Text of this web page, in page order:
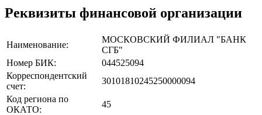
Реквизиты финансовой организации
Наименование:
МОСКОВСКИЙ ФИЛИАЛ "БАНК
СГБ"
Номер БИК:
044525094
Корреспондентский
счет:
30101810245250000094
Код региона по
ОКАТО:
45